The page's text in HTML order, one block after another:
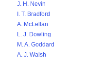
J. H. Nevin
I. T. Bradford
A. McLellan
L. J. Dowling
M. A. Goddard
A. J. Walsh